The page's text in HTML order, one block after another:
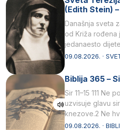
(Edith Stein)
Današnja sveta
od Križa rođena
jedanaesto
listopada 1891,
09.08.2026. ·
Biblija 365 –
Sir 11–15 111
uzvisuje glavu
knezove.2 Ne
njegovui…
09.08.2026. ·